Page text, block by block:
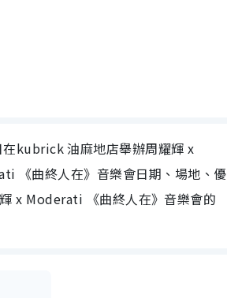
kubrick 油麻地店舉辦周耀輝 x
《曲終人在》音樂會日期、場地、優
x Moderati 《曲終人在》音樂會的